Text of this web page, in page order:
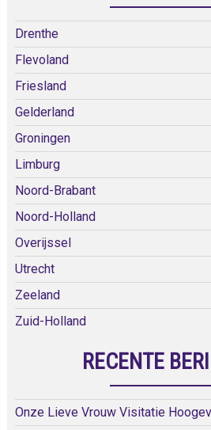
Drenthe
Flevoland
Friesland
Gelderland
Groningen
Limburg
Noord-Brabant
Noord-Holland
Overijssel
Utrecht
Zeeland
Zuid-Holland
RECENTE
Onze Lieve Vrouw Visitatie